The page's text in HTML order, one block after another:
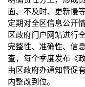
面、不及时、更新慢
定期对全区信息公开
区政府门户网站进行
完整性、准确性、信
查，每个季度发布《
由区政府办通知督促
内整改到位。